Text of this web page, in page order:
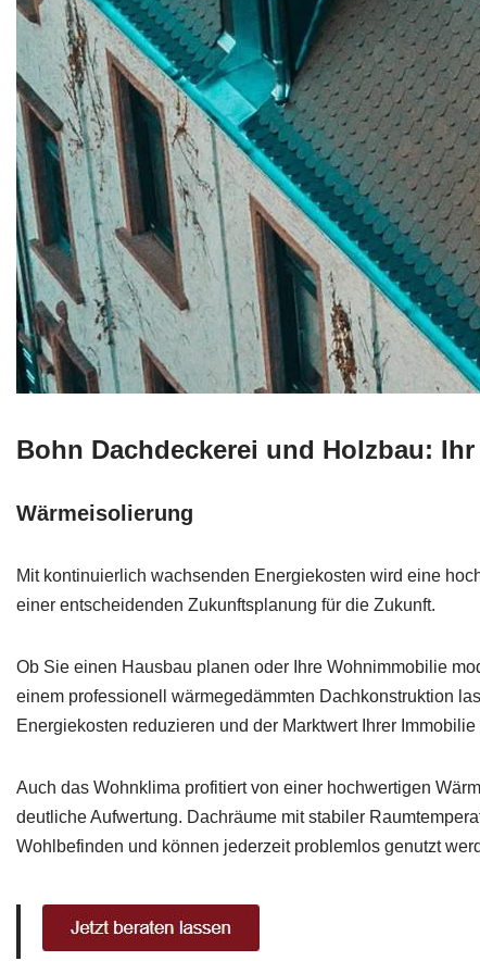
Bohn Dachdeckerei und Holzbau:
Wärmeisolierung
Mit kontinuierlich wachsenden Energiekosten wird eine
einer entscheidenden Zukunftsplanung für die Zukunft.
Ob Sie einen Hausbau planen oder Ihre Wohnimmobilie
einem professionell wärmegedämmten Dachkonstruktion
Energiekosten reduzieren und der Marktwert Ihrer
Auch das Wohnklima profitiert von einer hochwertigen
deutliche Aufwertung. Dachräume mit stabiler
Wohlbefinden und können jederzeit problemlos genutzt